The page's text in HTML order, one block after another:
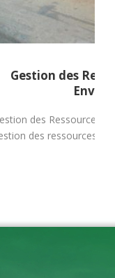
et
Environnement La
l’environnement,